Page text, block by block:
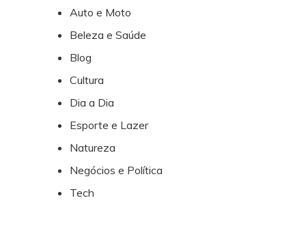
Auto e Moto
Beleza e Saúde
Blog
Cultura
Dia a Dia
Esporte e Lazer
Natureza
Negócios e Política
Tech